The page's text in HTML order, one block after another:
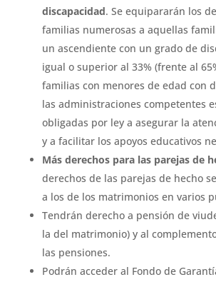
discapacidad. Se equipararán los
familias numerosas a aquellas
un ascendiente con un grado de
igual o superior al 33% (frente al
familias con menores de edad con
las administraciones competentes
obligadas por ley a asegurar la
y a facilitar los apoyos educativos
Más derechos para las parejas de
derechos de las parejas de hecho
a los de los matrimonios en varios
Tendrán derecho a pensión de
la del matrimonio) y al
las pensiones.
Podrán acceder al Fondo de